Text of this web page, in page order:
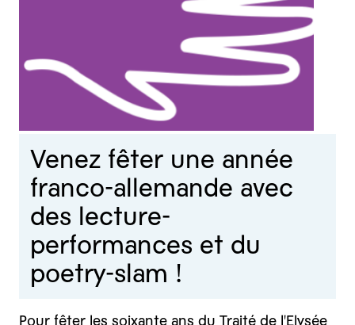
Venez fêter une année
franco-allemande avec
des lecture-
performances et du
poetry-slam !
Pour fêter les soixante ans du Traité de l'Elysée